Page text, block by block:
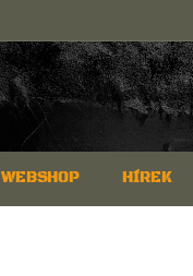
WEBSHOP HÍREK